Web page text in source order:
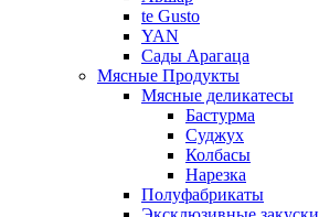
te Gusto
YAN
Сады Арагаца
Мясные Продукты
Мясные деликатесы
Бастурма
Суджух
Колбасы
Нарезка
Полуфабрикаты